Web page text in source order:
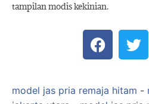
tampilan modis kekinian.
model jas pria remaja hitam -